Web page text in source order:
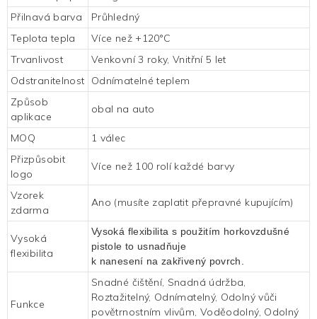
Přilnavá barva
Průhledný
Teplota tepla
Více než +120°C
Trvanlivost
Venkovní 3 roky, Vnitřní 5 let
Odstranitelnost
Odnímatelné teplem
Způsob
aplikace
obal na auto
MOQ
1 válec
Přizpůsobit
logo
Více než 100 rolí každé barvy
Vzorek
zdarma
Ano (musíte zaplatit přepravné kupujícím)
Vysoká
flexibilita
Vysoká flexibilita s použitím horkovzdušné
pistole to usnadňuje
k nanesení na zakřivený povrch.
Funkce
Snadné čištění, Snadná údržba,
Roztažitelný, Odnímatelný, Odolný vůči
povětrnostním vlivům, Voděodolný, Odolný